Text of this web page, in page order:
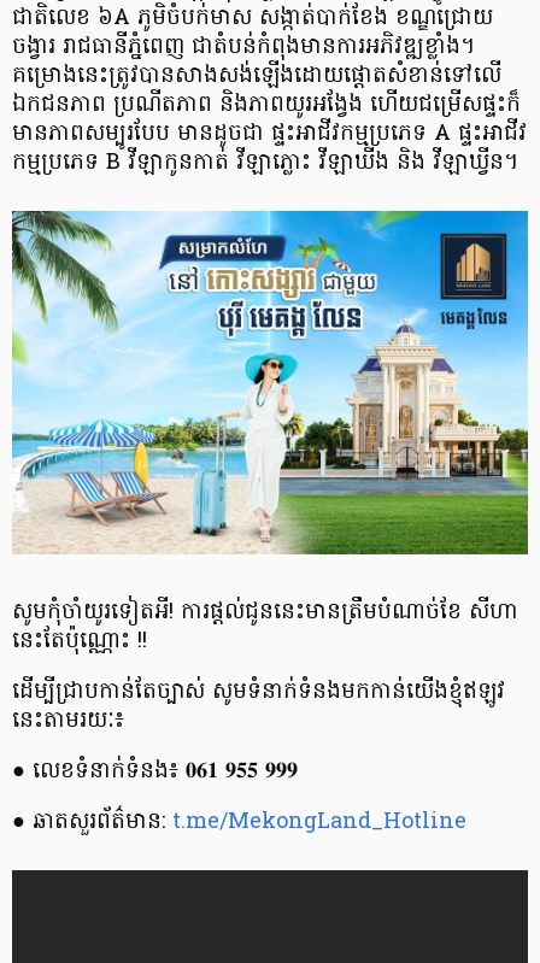
ជាតិលេខ ៦A ភូមិចំបក់មាស សង្កាត់បាក់ខែង ខណ្ឌជ្រោយ
ចង្វារ រាជធានីភ្នំពេញ ជាតំបន់កំពុងមានការអភិវឌ្ឍខ្លាំង។
គម្រោងនេះត្រូវបានសាងសង់ឡើងដោយផ្តោតសំខាន់ទៅលើ
ឯកជនភាព ប្រណីតភាព និងភាពយូរអង្វែង ហើយជម្រើសផ្ទះក៏
មានភាពសម្បូរបែប មានដូចជា ផ្ទះអាជីវកម្មប្រភេទ A ផ្ទះអាជីវ
កម្មប្រភេទ B វីឡាកូនកាត់ វីឡាភ្លោះ វីឡាឃីង និង វីឡាឃ្វីន។
សូមកុំចាំយូរទៀតអី! ការផ្តល់ជូននេះមានត្រឹមបំណាច់ខែ សីហា
នេះតែប៉ុណ្ណោះ !!
ដើម្បីជ្រាបកាន់តែច្បាស់ សូមទំនាក់ទំនងមកកាន់យើងខ្ញុំឥឡូវ
នេះតាមរយៈ៖
● លេខទំនាក់ទំនង៖ 𝟎𝟔𝟏 𝟗𝟓𝟓 𝟗𝟗𝟗
● ឆាតសួរព័ត៌មាន: t.me/MekongLand_Hotline